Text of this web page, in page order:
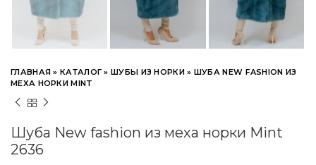
ГЛАВНАЯ »КАТАЛОГ »ШУБЫ ИЗ НОРКИ» ШУБА NEW FASHION ИЗ
МЕХА НОРКИ MINT
Шуба New fashion из меха норки Mint
2636